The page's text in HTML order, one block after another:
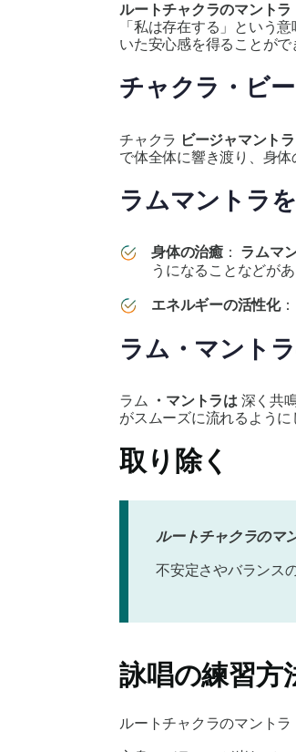
ルートチャクラのマントラ
「私は存在する」という
いた安心感を得ることがで
チャクラ・ビ
チャクラ ビージャマントラ
で体全体に響き渡り、身体
ラムマントラ
身体の治癒： ラムマ
うになることなどがあ
エネルギーの活性化：
ラム・マント
ラム ・マントラは深く共
がスムーズに流れるように
取り除く
ルートチャクラのマ
不安定さやバランス
詠唱の練習方
ルートチャクラのマント